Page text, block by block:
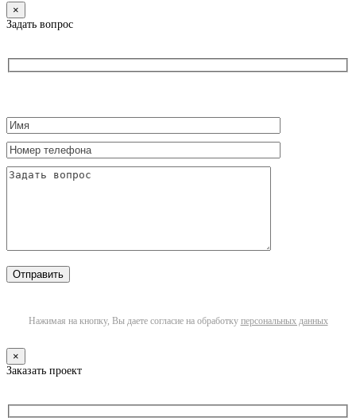
×
Задать вопрос
Нажимая на кнопку, Вы даете согласие на обработку персональных данных
×
Заказать проект